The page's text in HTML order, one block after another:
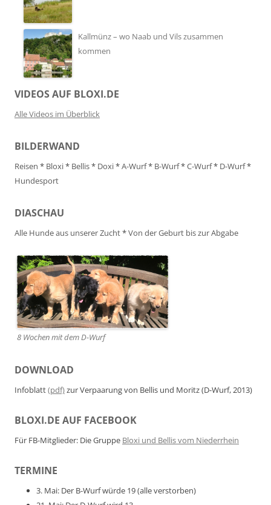
Kallmünz – wo Naab und Vils zusammen
kommen
VIDEOS AUF BLOXI.DE
Alle Videos im Überblick
BILDERWAND
Reisen * Bloxi* Bellis* Doxi*A-Wurf* B-Wurf*C-Wurf* D-Wurf*
Hundesport
DIASCHAU
Alle Hunde aus unserer Zucht*Von der Geburt bis zur Abgabe
8 Wochen mit dem D-Wurf
DOWNLOAD
Infoblatt(pdf)zur Verpaarung von Bellis und Moritz (D-Wurf, 2013)
BLOXI.DE AUF FACEBOOK
Für FB-Mitglieder: Die Gruppe Bloxi und Bellis vom Niederrhein
TERMINE
3. Mai: Der B-Wurf würde 19 (alle verstorben)